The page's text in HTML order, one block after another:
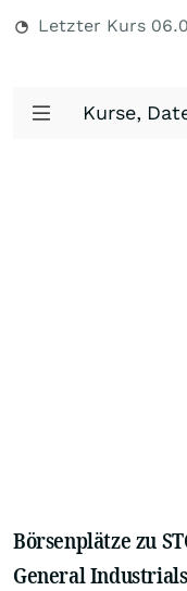
Letzter Kurs
Kurse,
Börsenplätze zu
General